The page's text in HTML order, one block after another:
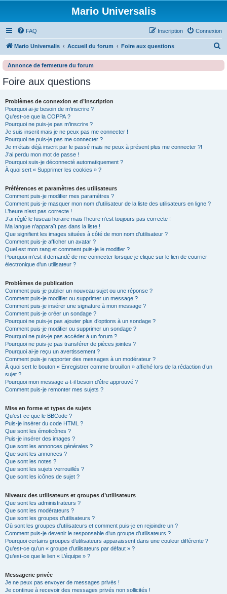
Mario Universalis
FAQ Connexion
Inscription
Mario Universalis Accueil du forum Foire aux questions
c
Annonce de fermeture du forum
Foire aux questions
Problèmes de connexion et d’inscription
Pourquoi ai-je besoin de m’inscrire ?
Qu’est-ce que la COPPA ?
Pourquoi ne puis-je pas m’inscrire ?
Je suis inscrit mais je ne peux pas me connecter !
Pourquoi ne puis-je pas me connecter ?
Je m’étais déjà inscrit par le passé mais ne peux à présent plus me connecter ?!
J’ai perdu mon mot de passe !
Pourquoi suis-je déconnecté automatiquement ?
À quoi sert « Supprimer les cookies » ?
Préférences et paramètres des utilisateurs
Comment puis-je modifier mes paramètres ?
Comment puis-je masquer mon nom d’utilisateur de la liste des utilisateurs en ligne ?
L’heure n’est pas correcte !
J’ai réglé le fuseau horaire mais l’heure n’est toujours pas correcte !
Ma langue n’apparaît pas dans la liste !
Que signifient les images situées à côté de mon nom d’utilisateur ?
Comment puis-je afficher un avatar ?
Quel est mon rang et comment puis-je le modifier ?
Pourquoi m’est-il demandé de me connecter lorsque je clique sur le lien de courrier
électronique d’un utilisateur ?
Problèmes de publication
Comment puis-je publier un nouveau sujet ou une réponse ?
Comment puis-je modifier ou supprimer un message ?
Comment puis-je insérer une signature à mon message ?
Comment puis-je créer un sondage ?
Pourquoi ne puis-je pas ajouter plus d’options à un sondage ?
Comment puis-je modifier ou supprimer un sondage ?
Pourquoi ne puis-je pas accéder à un forum ?
Pourquoi ne puis-je pas transférer de pièces jointes ?
Pourquoi ai-je reçu un avertissement ?
Comment puis-je rapporter des messages à un modérateur ?
À quoi sert le bouton « Enregistrer comme brouillon » affiché lors de la rédaction d’un
sujet ?
Pourquoi mon message a-t-il besoin d’être approuvé ?
Comment puis-je remonter mes sujets ?
Mise en forme et types de sujets
Qu’est-ce que le BBCode ?
Puis-je insérer du code HTML ?
Que sont les émoticônes ?
Puis-je insérer des images ?
Que sont les annonces générales ?
Que sont les annonces ?
Que sont les notes ?
Que sont les sujets verrouillés ?
Que sont les icônes de sujet ?
Niveaux des utilisateurs et groupes d’utilisateurs
Que sont les administrateurs ?
Que sont les modérateurs ?
Que sont les groupes d’utilisateurs ?
Où sont les groupes d’utilisateurs et comment puis-je en rejoindre un ?
Comment puis-je devenir le responsable d’un groupe d’utilisateurs ?
Pourquoi certains groupes d’utilisateurs apparaissent dans une couleur différente ?
Qu’est-ce qu’un « groupe d’utilisateurs par défaut » ?
Qu’est-ce que le lien « L’équipe » ?
Messagerie privée
Je ne peux pas envoyer de messages privés !
Je continue à recevoir des messages privés non sollicités !